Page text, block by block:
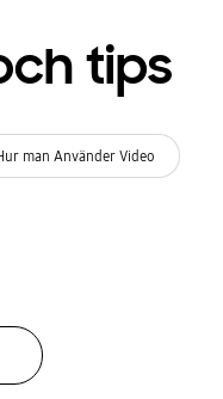
tips
man Använder Video